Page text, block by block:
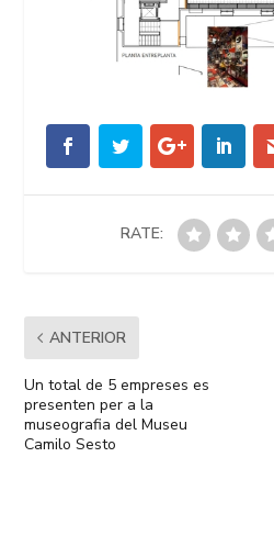
RATE:
ANTERIOR
Un total de 5 empreses es
presenten per a la
museografia del Museu
Camilo Sesto